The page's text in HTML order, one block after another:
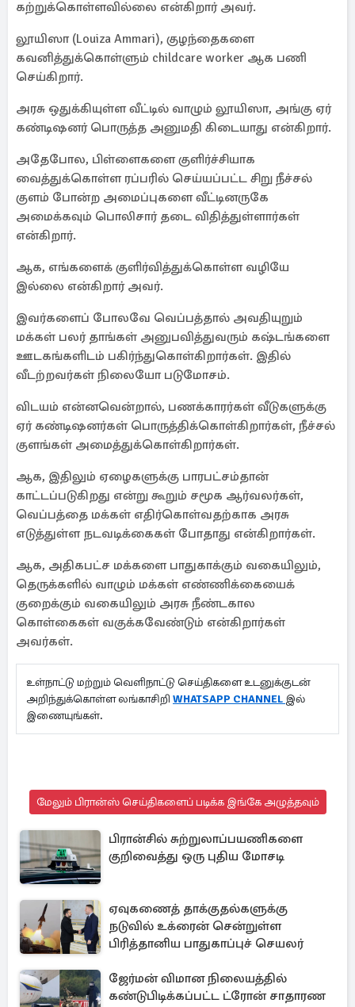
கற்றுக்கொள்ளவில்லை என்கிறார் அவர்.
லூயிஸா (Louiza Ammari), குழந்தைகளை
கவனித்துக்கொள்ளும் childcare worker ஆக பணி
செய்கிறார்.
அரசு ஒதுக்கியுள்ள வீட்டில் வாழும் லூயிஸா, அங்கு ஏர்
கண்டிஷனர் பொருத்த அனுமதி கிடையாது என்கிறார்.
அதேபோல, பிள்ளைகளை குளிர்ச்சியாக
வைத்துக்கொள்ள ரப்பரில் செய்யப்பட்ட சிறு நீச்சல்
குளம் போன்ற அமைப்புகளை வீட்டினருகே
அமைக்கவும் பொலிசார் தடை விதித்துள்ளார்கள்
என்கிறார்.
ஆக, எங்களைக் குளிர்வித்துக்கொள்ள வழியே
இல்லை என்கிறார் அவர்.
இவர்களைப் போலவே வெப்பத்தால் அவதியுறும்
மக்கள் பலர் தாங்கள் அனுபவித்துவரும் கஷ்டங்களை
ஊடகங்களிடம் பகிர்ந்துகொள்கிறார்கள். இதில்
வீடற்றவர்கள் நிலையோ படுமோசம்.
விடயம் என்னவென்றால், பணக்காரர்கள் வீடுகளுக்கு
ஏர் கண்டிஷனர்கள் பொருத்திக்கொள்கிறார்கள், நீச்சல்
குளங்கள் அமைத்துக்கொள்கிறார்கள்.
ஆக, இதிலும் ஏழைகளுக்கு பாரபட்சம்தான்
காட்டப்படுகிறது என்று கூறும் சமூக ஆர்வலர்கள்,
வெப்பத்தை மக்கள் எதிர்கொள்வதற்காக அரசு
எடுத்துள்ள நடவடிக்கைகள் போதாது என்கிறார்கள்.
ஆக, அதிகபட்ச மக்களை பாதுகாக்கும் வகையிலும்,
தெருக்களில் வாழும் மக்கள் எண்ணிக்கையைக்
குறைக்கும் வகையிலும் அரசு நீண்டகால
கொள்கைகள் வகுக்கவேண்டும் என்கிறார்கள்
அவர்கள்.
உள்நாட்டு மற்றும் வெளிநாட்டு செய்திகளை உடனுக்குடன்
அறிந்துக்கொள்ள லங்காசிறி WHATSAPP CHANNEL இல்
இணையுங்கள்.
மேலும் பிரான்ஸ் செய்திகளைப் படிக்க இங்கே அழுத்தவும்
பிரான்சில் சுற்றுலாப்பயணிகளை
குறிவைத்து ஒரு புதிய மோசடி
ஏவுகணைத் தாக்குதல்களுக்கு
நடுவில் உக்ரைன் சென்றுள்ள
பிரித்தானிய பாதுகாப்புச் செயலர்
ஜேர்மன் விமான நிலையத்தில்
கண்டுபிடிக்கப்பட்ட ட்ரோன் சாதாரண